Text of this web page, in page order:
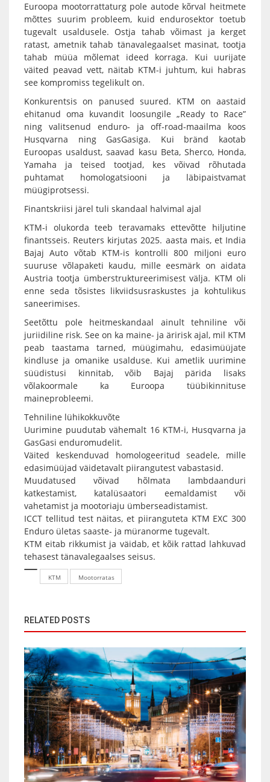
Euroopa mootorrattaturg pole autode kõrval heitmete
mõttes suurim probleem, kuid endurosektor toetub
tugevalt usaldusele. Ostja tahab võimast ja kerget
ratast, ametnik tahab tänavalegaalset masinat, tootja
tahab müüa mõlemat ideed korraga. Kui uurijate
väited peavad vett, näitab KTM-i juhtum, kui habras
see kompromiss tegelikult on.
Konkurentsis on panused suured. KTM on aastaid
ehitanud oma kuvandit loosungile „Ready to Race”
ning valitsenud enduro- ja off-road-maailma koos
Husqvarna ning GasGasiga. Kui bränd kaotab
Euroopas usaldust, saavad kasu Beta, Sherco, Honda,
Yamaha ja teised tootjad, kes võivad rõhutada
puhtamat homologatsiooni ja läbipaistvamat
müügiprotsessi.
Finantskriisi järel tuli skandaal halvimal ajal
KTM-i olukorda teeb teravamaks ettevõtte hiljutine
finantsseis. Reuters kirjutas 2025. aasta mais, et India
Bajaj Auto võtab KTM-is kontrolli 800 miljoni euro
suuruse võlapaketi kaudu, mille eesmärk on aidata
Austria tootja ümberstruktureerimisest välja. KTM oli
enne seda tõsistes likviidsusraskustes ja kohtulikus
saneerimises.
Seetõttu pole heitmeskandaal ainult tehniline või
juriidiline risk. See on ka maine- ja äririsk ajal, mil KTM
peab taastama tarned, müügimahu, edasimüüjate
kindluse ja omanike usalduse. Kui ametlik uurimine
süüdistusi kinnitab, võib Bajaj pärida lisaks
võlakoormale ka Euroopa tüübikinnituse
maineprobleemi.
Tehniline lühikokkuvõte
Uurimine puudutab vähemalt 16 KTM-i, Husqvarna ja
GasGasi enduromudelit.
Väited keskenduvad homologeeritud seadele, mille
edasimüüjad väidetavalt piirangutest vabastasid.
Muudatused võivad hõlmata lambdaanduri
katkestamist, katalüsaatori eemaldamist või
vahetamist ja mootoriaju ümberseadistamist.
ICCT tellitud test näitas, et piiranguteta KTM EXC 300
Enduro ületas saaste- ja müranorme tugevalt.
KTM eitab rikkumist ja väidab, et kõik rattad lahkuvad
tehasest tänavalegaalses seisus.
KTM Mootorratas
RELATED POSTS